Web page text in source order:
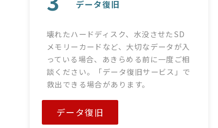
データ復旧
壊れたハードディスク、水没させたSD
メモリーカードなど、大切なデータが入
っている場合、あきらめる前に一度ご相
談ください。「データ復旧サービス」で
救出できる場合があります。
データ復旧